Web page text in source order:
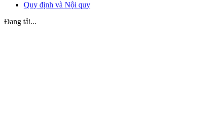
Quy định và Nội quy
Đang tải...